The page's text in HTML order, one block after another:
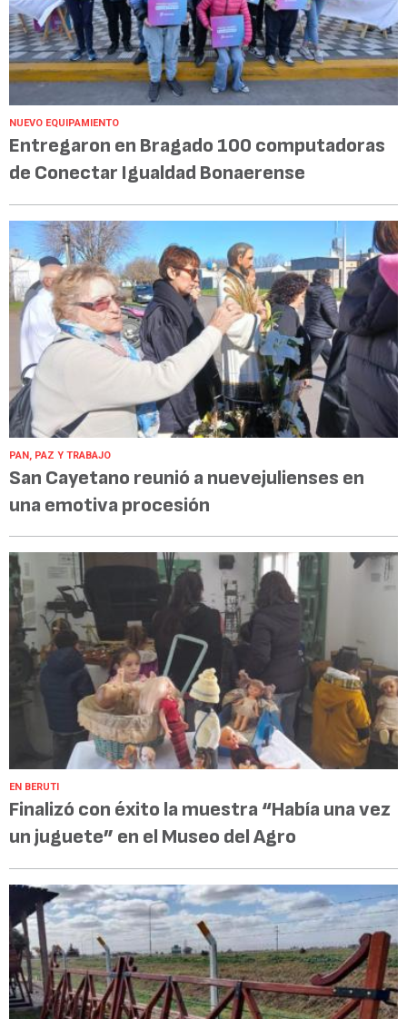
NUEVO EQUIPAMIENTO
Entregaron en Bragado 100 computadoras
de Conectar Igualdad Bonaerense
PAN, PAZ Y TRABAJO
San Cayetano reunió a nuevejulienses en
una emotiva procesión
EN BERUTI
Finalizó con éxito la muestra “Había una vez
un juguete” en el Museo del Agro